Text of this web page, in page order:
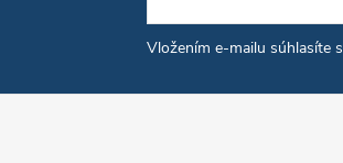
Vložením e-mailu súhlasíte s